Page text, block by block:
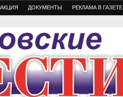
ДОКУМЕНТЫ РЕКЛАМА В ГАЗЕТЕ